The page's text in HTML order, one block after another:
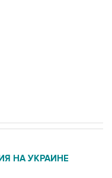
НА УКРАИНЕ